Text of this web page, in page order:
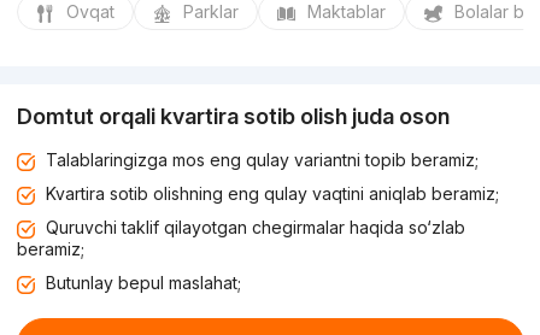
Ovqat Parklar Maktablar Bolalar
Domtut orqali kvartira sotib olish juda oson
Talablaringizga mos eng qulay variantni topib beramiz;
Kvartira sotib olishning eng qulay vaqtini aniqlab beramiz;
Quruvchi taklif qilayotgan chegirmalar haqida so‘zlab
beramiz;
Butunlay bepul maslahat;